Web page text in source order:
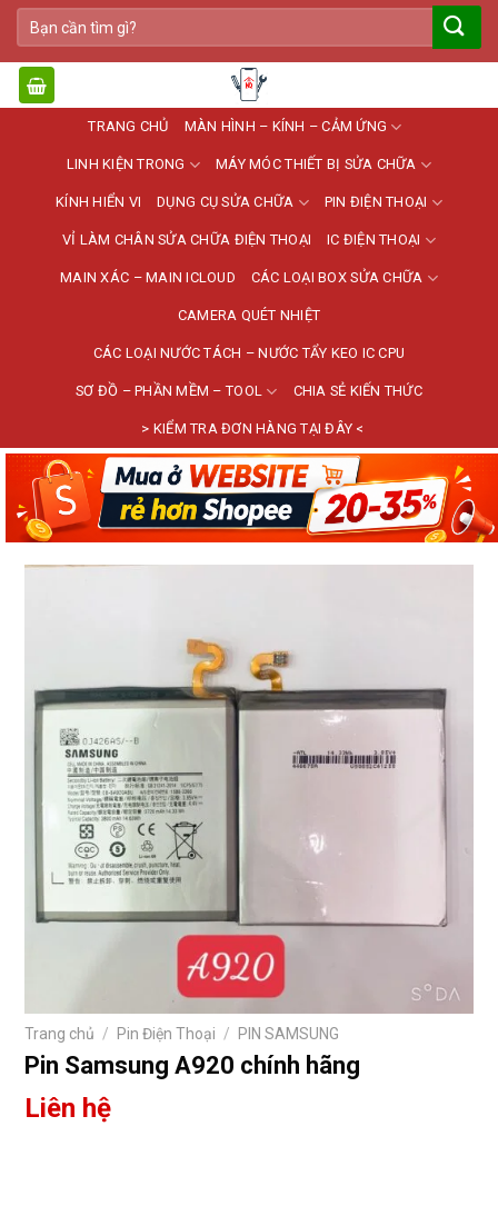
Bỏ
qua
nội
dung
Tìm
kiếm:
TRANG CHỦ MÀN HÌNH – KÍNH – CẢM ỨNG
LINH KIỆN TRONG MÁY MÓC THIẾT BỊ SỬA CHỮA
KÍNH HIỂN VI DỤNG CỤ SỬA CHỮA PIN ĐIỆN THOẠI
VỈ LÀM CHÂN SỬA CHỮA ĐIỆN THOẠI IC ĐIỆN THOẠI
MAIN XÁC – MAIN ICLOUD CÁC LOẠI BOX SỬA CHỮA
CAMERA QUÉT NHIỆT
CÁC LOẠI NƯỚC TÁCH – NƯỚC TẨY KEO IC CPU
SƠ ĐỒ – PHẦN MỀM – TOOL CHIA SẺ KIẾN THỨC
> KIỂM TRA ĐƠN HÀNG TẠI ĐÂY <
Trang chủ / Pin Điện Thoại / PIN SAMSUNG
Pin Samsung A920 chính hãng
Liên hệ